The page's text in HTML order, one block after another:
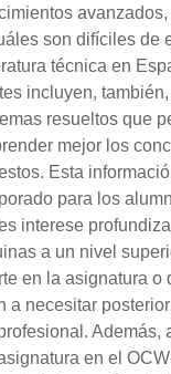
son difíciles de
técnica en
incluyen,
resueltos que
mejor los
Esta
para los
interese
a un nivel
en la asignatura o
a necesitar
Además,
en el